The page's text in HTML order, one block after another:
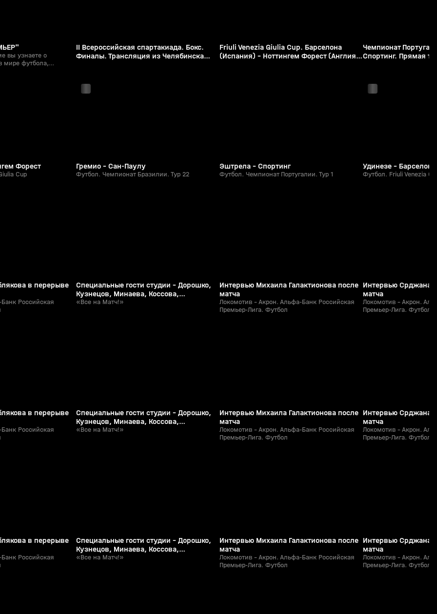
вы узнаете о
мире футбола,
наших команд,
и новейших
стратегии игры
II Всероссийская спартакиада. Бокс.
Финалы. Трансляция из Челябинска
Friuli Venezia Giulia Cup. Барселона
(Испания) - Ноттингем Форест (Англия).
Чемпионат
Спортинг. Прямая
Форест
Cup
Гремио - Сан-Паулу
Футбол. Чемпионат Бразилии. Тур 22
Эштрела - Спортинг
Футбол. Чемпионат Португалии. Тур 1
Удинезе - Барселона
Футбол. Friuli Venezia
в перерыве
Российская
Специальные гости студии - Дорошко,
Кузнецов, Минаева, Коссова,
Плеханова, Шмидт, Трифонова,
«Все на Матч!»
Интервью Михаила Галактионова после
матча
Локомотив - Акрон. Альфа-Банк Российская
Премьер-Лига. Футбол
Интервью Срджана
матча
Локомотив - Акрон.
Премьер-Лига. Футбол
в перерыве
Российская
Специальные гости студии - Дорошко,
Кузнецов, Минаева, Коссова,
Плеханова, Шмидт, Трифонова,
«Все на Матч!»
Сегодня, 20:38
Интервью Михаила Галактионова после
матча
Локомотив - Акрон. Альфа-Банк Российская
Премьер-Лига. Футбол
Сегодня, 20:37
Интервью Срджана
матча
Локомотив - Акрон.
Премьер-Лига. Футбол
в перерыве
Российская
Специальные гости студии - Дорошко,
Кузнецов, Минаева, Коссова,
Плеханова, Шмидт, Трифонова,
«Все на Матч!»
Сегодня, 20:38
Интервью Михаила Галактионова после
матча
Локомотив - Акрон. Альфа-Банк Российская
Премьер-Лига. Футбол
Сегодня, 20:37
Интервью Срджана
матча
Локомотив - Акрон.
Премьер-Лига. Футбол
Сегодня, 20:37 Сегодня, 20:35